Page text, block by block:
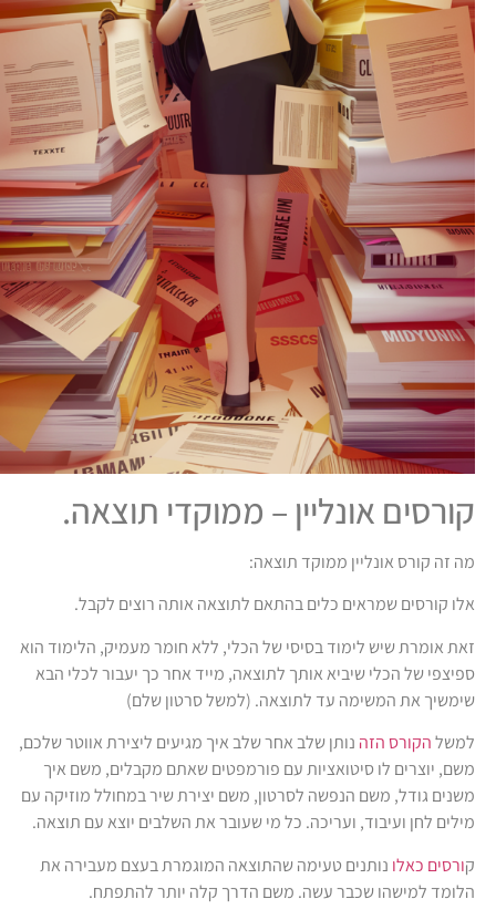
קורסים אונליין – ממוקדי תוצאה.
מה זה קורס אונליין ממוקד תוצאה:
אלו קורסים שמראים כלים בהתאם לתוצאה אותה רוצים לקבל.
זאת אומרת שיש לימוד בסיסי של הכלי, ללא חומר מעמיק, הלימוד הוא
ספיצפי של הכלי שיביא אותך לתוצאה, מייד אחר כך יעבור לכלי הבא
שימשיך את המשימה עד לתוצאה. (למשל סרטון שלם)
למשלהקורס הזה נותן שלב אחר שלב איך מגיעים ליצירת אווטר שלכם,
משם, יוצרים לו סיטואציות עם פורמפטים שאתם מקבלים, משם איך
משנים גודל, משם הנפשה לסרטון, משם יצירת שיר במחולל מוזיקה עם
מילים לחן ועיבוד, ועריכה. כל מי שעובר את השלבים יוצא עם תוצאה.
קורסים כאלו נותנים טעימה שהתוצאה המוגמרת בעצם מעבירה את
הלומד למישהו שכבר עשה. משם הדרך קלה יותר להתפתח.